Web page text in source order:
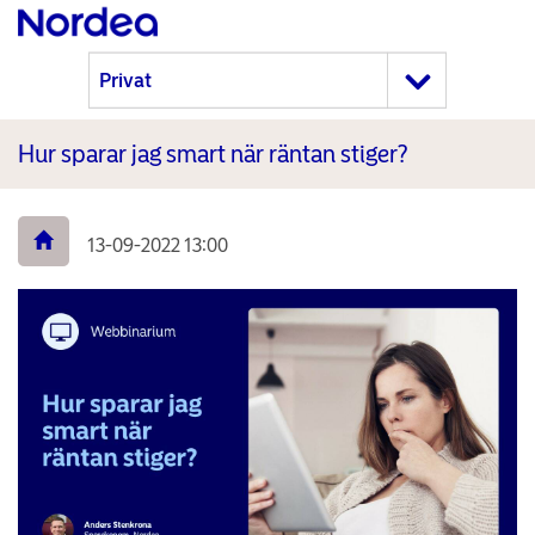
Hur sparar jag smart när räntan stiger?
13-09-2022 13:00